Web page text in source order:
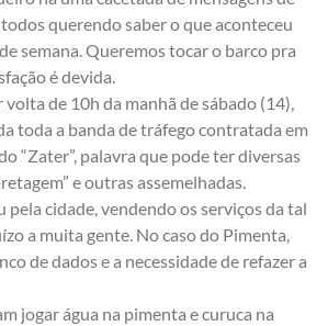
querendo saber o que aconteceu
semana. Queremos tocar o barco pra
é devida.
de 10h da manhã de sábado (14),
toda a banda de tráfego contratada em
“Zater”, palavra que pode ter diversas
e outras assemelhadas.
cidade, vendendo os serviços da tal
a muita gente. No caso do Pimenta,
de dados e a necessidade de refazer a
jogar água na pimenta e curuca na